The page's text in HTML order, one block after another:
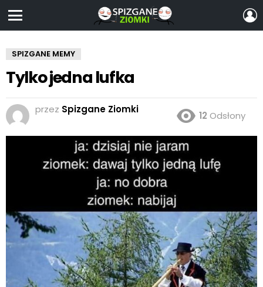
SPIZGANE MEMY
Tylko jedna lufka
przez Spizgane Ziomki
12 Odsłony